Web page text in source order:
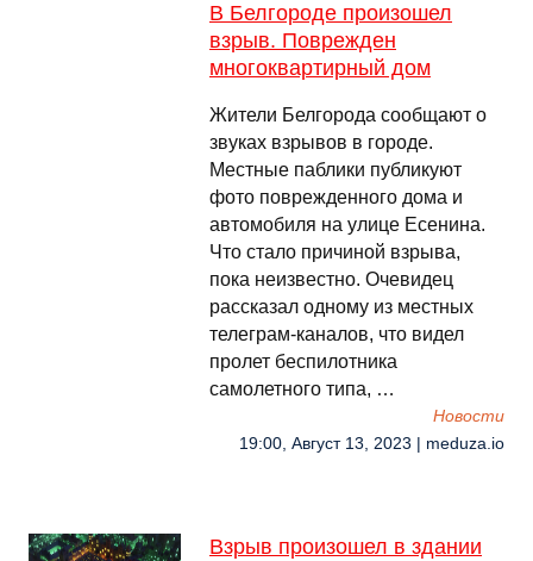
В Белгороде произошел
взрыв. Поврежден
многоквартирный дом
Жители Белгорода сообщают о
звуках взрывов в городе.
Местные паблики публикуют
фото поврежденного дома и
автомобиля на улице Есенина.
Что стало причиной взрыва,
пока неизвестно. Очевидец
рассказал одному из местных
телеграм-каналов, что видел
пролет беспилотника
самолетного типа, …
Новости
19:00, Август 13, 2023 | meduza.io
Взрыв произошел в здании